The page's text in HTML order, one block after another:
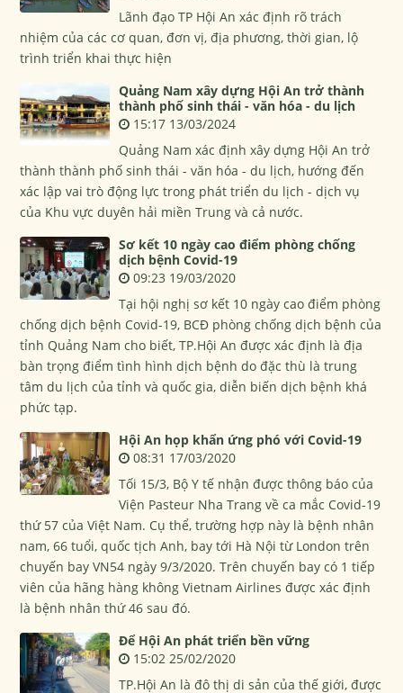
Lãnh đạo TP Hội An xác định rõ trách
nhiệm của các cơ quan, đơn vị, địa phương, thời gian, lộ
trình triển khai thực hiện
Quảng Nam xây dựng Hội An trở thành
thành phố sinh thái - văn hóa - du lịch
15:17 13/03/2024
Quảng Nam xác định xây dựng Hội An trở
thành thành phố sinh thái - văn hóa - du lịch, hướng đến
xác lập vai trò động lực trong phát triển du lịch - dịch vụ
của Khu vực duyên hải miền Trung và cả nước.
Sơ kết 10 ngày cao điểm phòng chống
dịch bệnh Covid-19
09:23 19/03/2020
Tại hội nghị sơ kết 10 ngày cao điểm phòng
chống dịch bệnh Covid-19, BCĐ phòng chống dịch bệnh của
tỉnh Quảng Nam cho biết, TP.Hội An được xác định là địa
bàn trọng điểm tình hình dịch bệnh do đặc thù là trung
tâm du lịch của tỉnh và quốc gia, diễn biến dịch bệnh khá
phức tạp.
Hội An họp khẩn ứng phó với Covid-19
08:31 17/03/2020
Tối 15/3, Bộ Y tế nhận được thông báo của
Viện Pasteur Nha Trang về ca mắc Covid-19
thứ 57 của Việt Nam. Cụ thể, trường hợp này là bệnh nhân
nam, 66 tuổi, quốc tịch Anh, bay tới Hà Nội từ London trên
chuyến bay VN54 ngày 9/3/2020. Trên chuyến bay có 1 tiếp
viên của hãng hàng không Vietnam Airlines được xác định
là bệnh nhân thứ 46 sau đó.
Để Hội An phát triển bền vững
15:02 25/02/2020
TP.Hội An là đô thị di sản của thế giới, được